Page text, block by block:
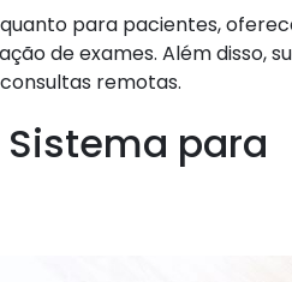
para pacientes,
de exames. Além disso,
remotas.
para